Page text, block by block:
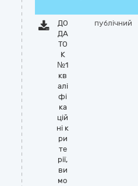
ДО
ДА
ТО
К
№1
кв
алі
фі
ка
цій
ні к
ри
те
рії,
ви
мо
публічний